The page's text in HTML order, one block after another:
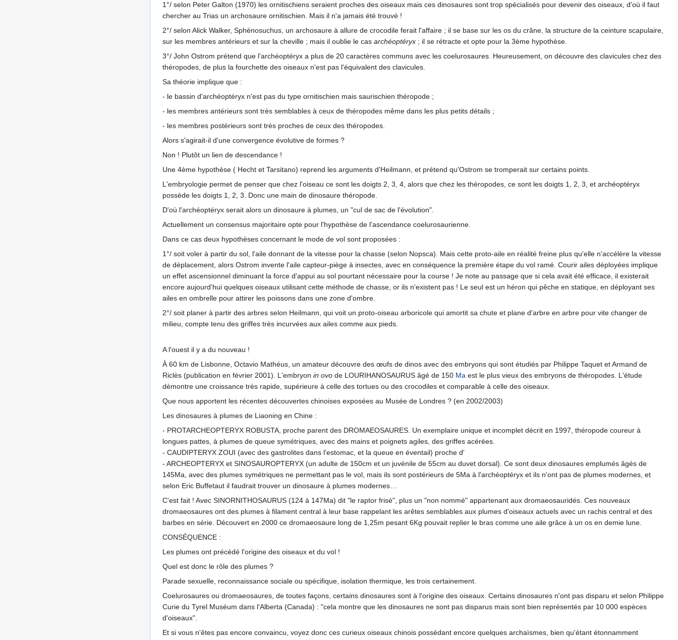
1°/ selon Peter Galton (1970) les ornitischiens seraient proches des oiseaux mais ces dinosaures sont trop spécialisés pour devenir des oiseaux, d'où il faut
chercher au Trias un archosaure ornitischien. Mais il n'a jamais été trouvé !
2°/ selon Alick Walker, Sphénosuchus, un archosaure à allure de crocodile ferait l'affaire ; il se base sur les os du crâne, la structure de la ceinture scapulaire,
sur les membres antérieurs et sur la cheville ; mais il oublie le cas archéoptéryx ; il se rétracte et opte pour la 3ème hypothèse.
3°/ John Ostrom prétend que l'archéoptéryx a plus de 20 caractères communs avec les coelurosaures. Heureusement, on découvre des clavicules chez des
théropodes, de plus la fourchette des oiseaux n'est pas l'équivalent des clavicules.
Sa théorie implique que :
- le bassin d'archéoptéryx n'est pas du type ornitischien mais saurischien théropode ;
- les membres antérieurs sont très semblables à ceux de théropodes même dans les plus petits détails ;
- les membres postérieurs sont très proches de ceux des théropodes.
Alors s'agirait-il d'une convergence évolutive de formes ?
Non ! Plutôt un lien de descendance !
Une 4ème hypothèse ( Hecht et Tarsitano) reprend les arguments d'Heilmann, et prétend qu'Ostrom se tromperait sur certains points.
L'embryologie permet de penser que chez l'oiseau ce sont les doigts 2, 3, 4, alors que chez les théropodes, ce sont les doigts 1, 2, 3, et archéoptéryx
possède les doigts 1, 2, 3. Donc une main de dinosaure théropode.
D'où l'archéoptéryx serait alors un dinosaure à plumes, un "cul de sac de l'évolution".
Actuellement un consensus majoritaire opte pour l'hypothèse de l'ascendance coelurosaurienne.
Dans ce cas deux hypothèses concernant le mode de vol sont proposées :
1°/ soit voler à partir du sol, l'aile donnant de la vitesse pour la chasse (selon Nopsca). Mais cette proto-aile en réalité freine plus qu'elle n'accélère la vitesse
de déplacement, alors Ostrom invente l'aile capteur-piège à insectes, avec en conséquence la première étape du vol ramé. Courir ailes déployées implique
un effet ascensionnel diminuant la force d'appui au sol pourtant nécessaire pour la course ! Je note au passage que si cela avait été efficace, il existerait
encore aujourd'hui quelques oiseaux utilisant cette méthode de chasse, or ils n'existent pas ! Le seul est un héron qui pêche en statique, en déployant ses
ailes en ombrelle pour attirer les poissons dans une zone d'ombre.
2°/ soit planer à partir des arbres selon Heilmann, qui voit un proto-oiseau arboricole qui amortit sa chute et plane d'arbre en arbre pour vite changer de
milieu, compte tenu des griffes très incurvées aux ailes comme aux pieds.
A l'ouest il y a du nouveau !
À 60 km de Lisbonne, Octavio Mathéus, un amateur découvre des œufs de dinos avec des embryons qui sont étudiés par Philippe Taquet et Armand de
Riclès (publication en février 2001). L'embryon in ovo de LOURIHANOSAURUS âgé de 150 Ma est le plus vieux des embryons de théropodes. L'étude
démontre une croissance très rapide, supérieure à celle des tortues ou des crocodiles et comparable à celle des oiseaux.
Que nous apportent les récentes découvertes chinoises exposées au Musée de Londres ? (en 2002/2003)
Les dinosaures à plumes de Liaoning en Chine :
- PROTARCHEOPTERYX ROBUSTA, proche parent des DROMAEOSAURES. Un exemplaire unique et incomplet décrit en 1997, théropode coureur à
longues pattes, à plumes de queue symétriques, avec des mains et poignets agiles, des griffes acérées.
- CAUDIPTERYX ZOUI (avec des gastrolites dans l'estomac, et la queue en éventail) proche d'
- ARCHEOPTERYX et SINOSAUROPTERYX (un adulte de 150cm et un juvénile de 55cm au duvet dorsal). Ce sont deux dinosaures emplumés âgés de
145Ma, avec des plumes symétriques ne permettant pas le vol, mais ils sont postérieurs de 5Ma à l'archéoptéryx et ils n'ont pas de plumes modernes, et
selon Eric Buffetaut il faudrait trouver un dinosaure à plumes modernes…
C'est fait ! Avec SINORNITHOSAURUS (124 à 147Ma) dit "le raptor frisé", plus un "non nommé" appartenant aux dromaeosauridés. Ces nouveaux
dromaeosaures ont des plumes à filament central à leur base rappelant les arêtes semblables aux plumes d'oiseaux actuels avec un rachis central et des
barbes en série. Découvert en 2000 ce dromaeosaure long de 1,25m pesant 6Kg pouvait replier le bras comme une aile grâce à un os en demie lune.
CONSÉQUENCE :
Les plumes ont précédé l'origine des oiseaux et du vol !
Quel est donc le rôle des plumes ?
Parade sexuelle, reconnaissance sociale ou spécifique, isolation thermique, les trois certainement.
Coelurosaures ou dromaeosaures, de toutes façons, certains dinosaures sont à l'origine des oiseaux. Certains dinosaures n'ont pas disparu et selon Philippe
Curie du Tyrel Muséum dans l'Alberta (Canada) : "cela montre que les dinosaures ne sont pas disparus mais sont bien représentés par 10 000 espèces
d'oiseaux".
Et si vous n'êtes pas encore convaincu, voyez donc ces curieux oiseaux chinois possédant encore quelques archaïsmes, bien qu'étant étonnamment